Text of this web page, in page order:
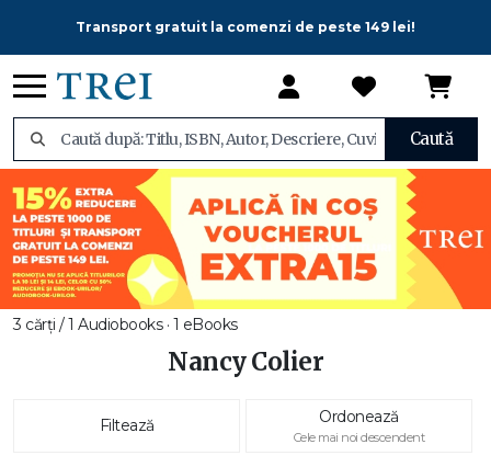
Transport gratuit la comenzi de peste 149 lei!
Caută
3 cărți / 1 Audiobooks · 1 eBooks
Nancy Colier
Filtează Ordonează
Cele mai noi descendent